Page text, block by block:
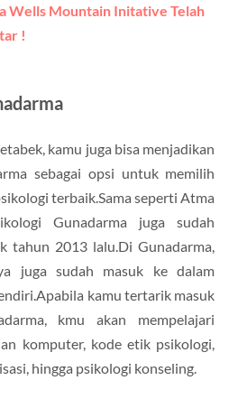
Wells Mountain Initative Telah
!
kamu juga bisa menjadikan
sebagai opsi untuk memilih
terbaik.Sama seperti Atma
Gunadarma juga sudah
tahun 2013 lalu.Di Gunadarma,
juga sudah masuk ke dalam
kamu tertarik masuk
kmu akan mempelajari
komputer, kode etik psikologi,
hingga psikologi konseling.